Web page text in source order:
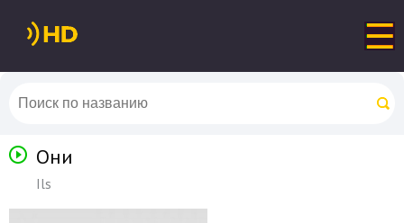
Они
Ils